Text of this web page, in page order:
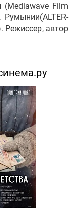
(Mediawave Film
Румынии(ALTER-
Режиссер, автор